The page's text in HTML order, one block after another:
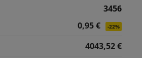
3456
0,95 €
-22%
4043,52 €